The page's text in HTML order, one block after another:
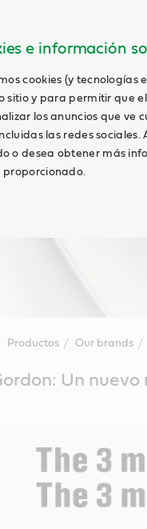
e información
cookies (y
sitio y para permitir que
los anuncios que ve
las redes sociales.
o desea obtener más
proporcionado.
Productos Our brands
Un